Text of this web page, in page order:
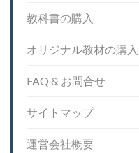
教科書の購入
オリジナル教材の購入
FAQ & お問合せ
サイトマップ
運営会社概要